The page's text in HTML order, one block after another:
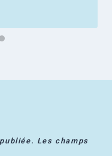
Les champs